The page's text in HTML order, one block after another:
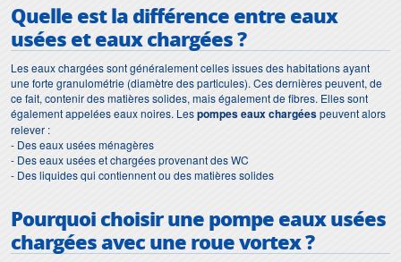
Quelle est la différence entre eaux
usées et eaux chargées ?
Les eaux chargées sont généralement celles issues des habitations ayant
une forte granulométrie (diamètre des particules). Ces dernières peuvent, de
ce fait, contenir des matières solides, mais également de fibres. Elles sont
également appelées eaux noires. Lespompes eaux chargéespeuvent alors
relever :
- Des eaux usées ménagères
- Des eaux usées et chargées provenant des WC
- Des liquides qui contiennent ou des matières solides
Pourquoi choisir une pompe eaux usées
chargées avec une roue vortex ?